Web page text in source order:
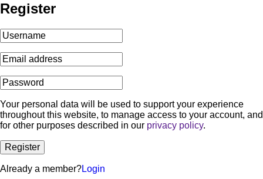
Register
Your personal data will be used to support your experience
throughout this website, to manage access to your account, and
for other purposes described in our privacy policy.
Register
Already a member?Login